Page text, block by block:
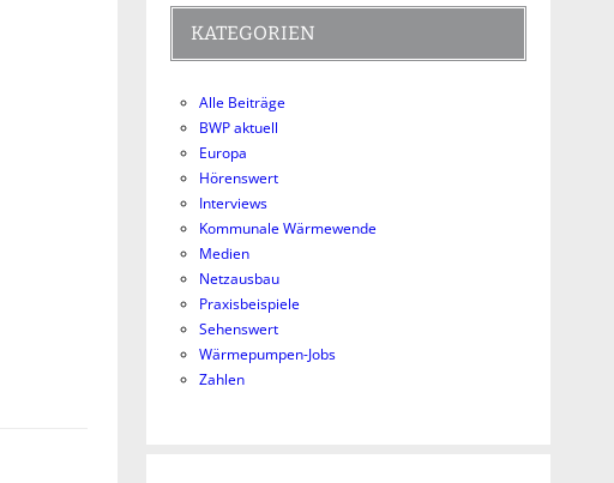
KATEGORIEN
Alle Beiträge
BWP aktuell
Europa
Hörenswert
Interviews
Kommunale Wärmewende
Medien
Netzausbau
Praxisbeispiele
Sehenswert
Wärmepumpen-Jobs
Zahlen